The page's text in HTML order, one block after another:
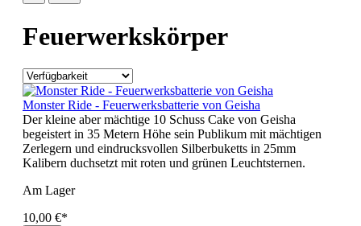
Feuerwerkskörper
Monster Ride - Feuerwerksbatterie von Geisha
Der kleine aber mächtige 10 Schuss Cake von Geisha
begeistert in 35 Metern Höhe sein Publikum mit mächtigen
Zerlegern und eindrucksvollen Silberbuketts in 25mm
Kalibern duchsetzt mit roten und grünen Leuchtsternen.
Am Lager
10,00 €*